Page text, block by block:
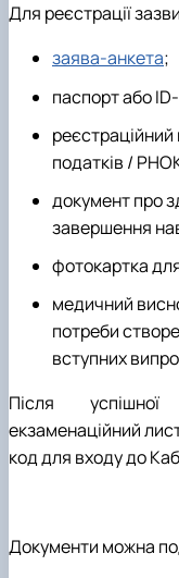
Для реєстрації
заява-анкета;
паспорт або
реєстраційний
податків /
документ про
завершення
фотокартка
медичний
потреби
вступних
Після
екзаменаційний
код для входу до
Документи можна